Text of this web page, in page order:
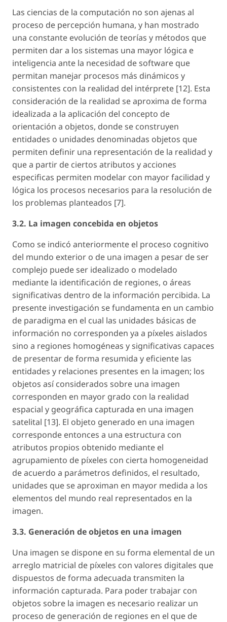
Las ciencias de la computación no son ajenas al
proceso de percepción humana, y han mostrado
una constante evolución de teorías y métodos que
permiten dar a los sistemas una mayor lógica e
inteligencia ante la necesidad de software que
permitan manejar procesos más dinámicos y
consistentes con la realidad del intérprete [12]. Esta
consideración de la realidad se aproxima de forma
idealizada a la aplicación del concepto de
orientación a objetos, donde se construyen
entidades o unidades denominadas objetos que
permiten definir una representación de la realidad y
que a partir de ciertos atributos y acciones
especificas permiten modelar con mayor facilidad y
lógica los procesos necesarios para la resolución de
los problemas planteados [7].
3.2. La imagen concebida en objetos
Como se indicó anteriormente el proceso cognitivo
del mundo exterior o de una imagen a pesar de ser
complejo puede ser idealizado o modelado
mediante la identificación de regiones, o áreas
significativas dentro de la información percibida. La
presente investigación se fundamenta en un cambio
de paradigma en el cual las unidades básicas de
información no corresponden ya a píxeles aislados
sino a regiones homogéneas y significativas capaces
de presentar de forma resumida y eficiente las
entidades y relaciones presentes en la imagen; los
objetos así considerados sobre una imagen
corresponden en mayor grado con la realidad
espacial y geográfica capturada en una imagen
satelital [13]. El objeto generado en una imagen
corresponde entonces a una estructura con
atributos propios obtenido mediante el
agrupamiento de píxeles con cierta homogeneidad
de acuerdo a parámetros definidos, el resultado,
unidades que se aproximan en mayor medida a los
elementos del mundo real representados en la
imagen.
3.3. Generación de objetos en una imagen
Una imagen se dispone en su forma elemental de un
arreglo matricial de píxeles con valores digitales que
dispuestos de forma adecuada transmiten la
información capturada. Para poder trabajar con
objetos sobre la imagen es necesario realizar un
proceso de generación de regiones en el que de